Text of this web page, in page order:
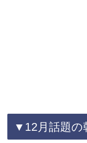
▼12月話題の